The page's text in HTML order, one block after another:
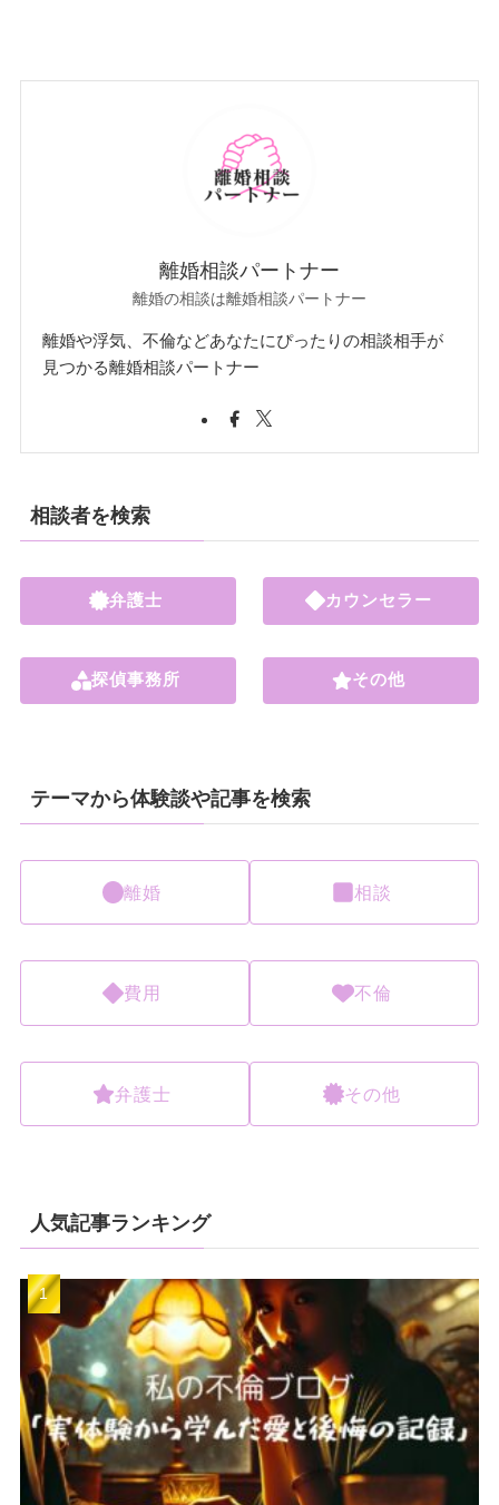
離婚相談パートナー
離婚の相談は離婚相談パートナー
離婚や浮気、不倫などあなたにぴったりの相談相手が
見つかる離婚相談パートナー
相談者を検索
弁護士
探偵事務所
カウンセラー
その他
テーマから体験談や記事を検索
離婚 相談
費用 不倫
弁護士 その他
人気記事ランキング